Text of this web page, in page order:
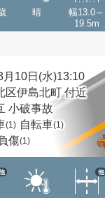
晴
幅13.0～
19.5m
月10日(水)13:10
区伊島北町 付近
小破事故
(1) 自転車(1)
傷(1)
他